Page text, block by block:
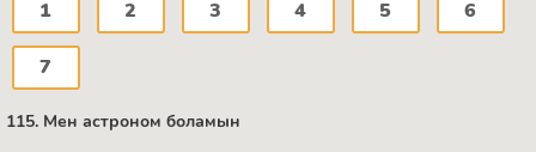
1 2 3 4 5 6
7
115. Мен астроном боламын